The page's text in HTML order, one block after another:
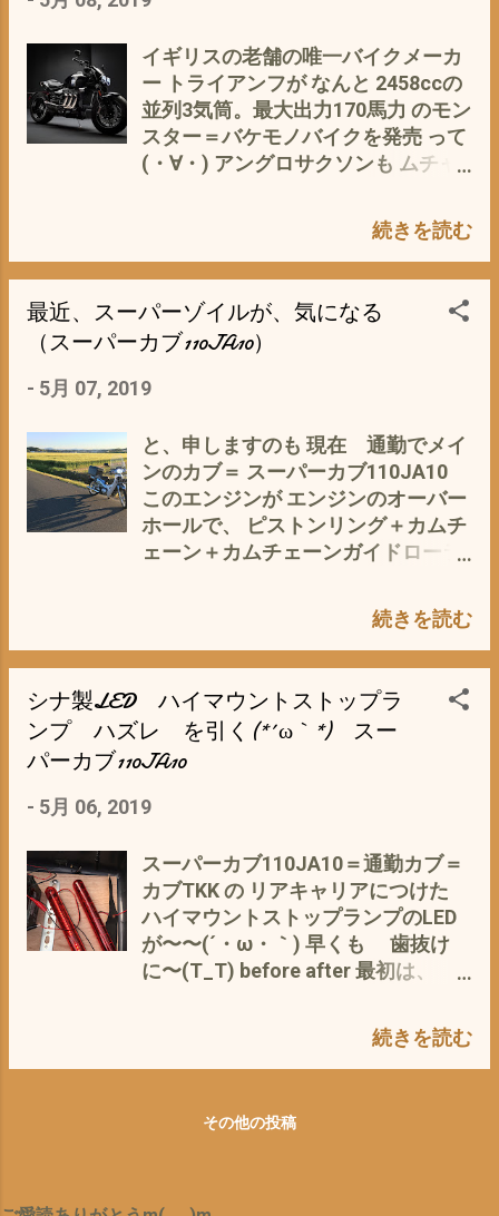
設計のため、耐久性や排ガス規制に
適応し、 燃費も50ccにくらべ、実
質的に 良い 【メーカーにとっての
メリット】 ・125cc規格は世界に販
売ができる ・落ち込んでいるバイク
存のカブ主にとっても、裾野が広が
り、 カムタムパーツや中古バイク市
場が活気ずくのは、 間違いなし^_^
https://matome.response.jp/article
s/1524
り 重い(*´ω｀*) たぶん20kgほど コ
レを肩にかけての通学 それも、自宅
は、山の麓＝坂道ばかり 息子に
は、 「一度コレを使ってみて、嫌
だったら、ハズせば イイ」 と とり
あえず、 お試しを オススメ 中学校
学自転車に取り付けている 奴っ
みんなから ダサ〜い＝かっこ悪い
と思われるか？ 便利＝かっこいい＝
オシャレ って 思われるか？ これ
くれか？実用性重視か？ が^^; この
(p_-) じみ〜で、タダのプラスチッ
クの大きな箱 なんですが よく考え
られていて、使い出すと、便利すぎ
て、 リアキャリアボックスは、コ
レ 一択 に なって しまいました
かったら 現在、レストア中断中の ス
ーパーカブ110JA07＝カブLABO に
でも、付けようかと^^;
イギリスの老舗の唯一バイクメーカ
ー トライアンフが なんと 2458ccの
並列3気筒。最大出力170馬力 のモン
スター＝バケモノバイクを発売 って
(・∀・) アングロサクソンも ムチャ
コだ・環境だ・地球温暖化だと、騒
いでいる 張本人の民族が まっ、マ
チョで暴力的・威嚇的なお姿＝フォ
ルム ターミネーターのシュワちゃん
しか 似合いそうもない 私的には、
足と手が・・・・・届かないかも(*
にあるバイク かと でも、一度は、こ
んなバイクに乗って、 思いっきり、
振り回し、ぶん回したい 男の夢 で
すな^^; 男ってヤツは、こんな無駄な
モノでイキガリたい動物なんです
よ〜m(_ _)m 私的には、まさに 非
す(´・ω・｀) と、リッター3km/L＝
そんなこと、気にする人が オーナ
ーには、^^; 参照
https://nlab.itmedia.co.jp/nl/article
s/1905/07/news083.html#nt_18101
みに、気になるお値段は、 価格は
TFCは世界750台の限定生産で、日
本市場では2019年冬に発売予定 各車
両にはシリアルナンバー入りバッジ
付 排気量は、カブのざっと20倍・馬
力はも20倍 お値段は、10倍 ほど
続きを読む
最近、スーパーゾイルが、気になる
（スーパーカブ110JA10）
- 5月 07, 2019
と、申しますのも 現在 通勤でメイ
ンのカブ＝ スーパーカブ110JA10
このエンジンが エンジンのオーバー
ホールで、 ピストンリング＋カムチ
ェーン＋カムチェーンガイドローラ
は、かなり軽減された が、 カブ
JA07のエンジンと比べると ど〜も
く 回らない 走行距離 約3万と6
万ｋｍの違い？ もともとJA07Eと
JA10Eのエンジンの特性？ しかし、
やっぱり 気になる なので、 コ
ーゾイル エンジンオイル添加剤
[HTRC3] 最近SUPER ZOIL eco なる
ものが新登場のようですが、 お高い
ので スルー 元来、20代からバイク
やクルマいじりで、 エンジンのサプ
リメント＝添加剤 は、色々と試した
は、私的に基本 懐疑的 デスが 、 ワ
加剤 の 効果を体験してからは、
続きを読む
シナ製LED ハイマウントストップラ
ンプ ハズレ を引く(*´ω｀*) スー
パーカブ110JA10
- 5月 06, 2019
スーパーカブ110JA10＝通勤カブ＝
カブTKK の リアキャリアにつけた
ハイマウントストップランプのLED
が〜〜(´・ω・｀) 早くも 歯抜け
に〜(T_T) before after 最初は、
と、増え １ヶ月後には、マダラ(*´ω
｀*)に もう我慢ができず、返品 そも
か、イヤな予感はしたのですが まさ
問題なく、 時間差 攻撃（1ヶ月以
続きを読む
その他の投稿